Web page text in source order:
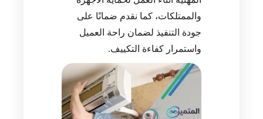
والممتلكات، كما نقدم ضمانًا على
جودة التنفيذ لضمان راحة العميل
واستمرار كفاءة التكييف.